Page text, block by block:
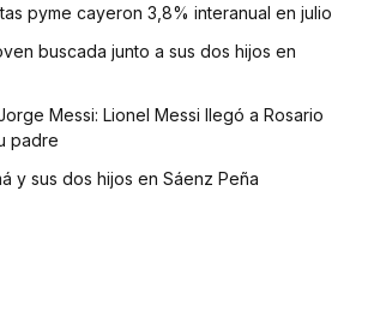
pyme cayeron 3,8% interanual en julio
buscada junto a sus dos hijos en
Messi: Lionel Messi llegó a Rosario
padre
y sus dos hijos en Sáenz Peña